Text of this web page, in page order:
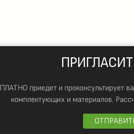
приедет и проконсультирует
комплектующих и материалов.